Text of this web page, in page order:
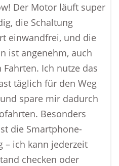
Der Motor läuft super
die Schaltung
einwandfrei, und die
ist angenehm, auch
Fahrten. Ich nutze das
täglich für den Weg
spare mir dadurch
Besonders
die Smartphone-
– ich kann jederzeit
checken oder